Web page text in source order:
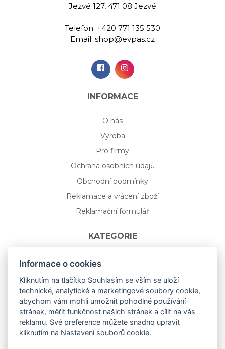
košíku
Jezvé 127, 471 08 Jezvé
Telefon: +420 771 135 530
Email: shop@evpas.cz
INFORMACE
O nás
Výroba
Pro firmy
Ochrana osobních údajů
Obchodní podmínky
Reklamace a vrácení zboží
Reklamační formulář
KATEGORIE
Nápojové sklo
Bydlení
Dárkový poukaz na míru
Mystery box
Kolekce
NOVÁ rozkvetlá KOLEKCE 🌸🌼
Informace o cookies
Kliknutím na tlačítko Souhlasím se vším se uloží
technické, analytické a marketingové soubory cookie,
abychom vám mohli umožnit pohodlné používání
stránek, měřit funkčnost našich stránek a cílit na vás
reklamu. Své preference můžete snadno upravit
kliknutím na Nastavení souborů cookie.